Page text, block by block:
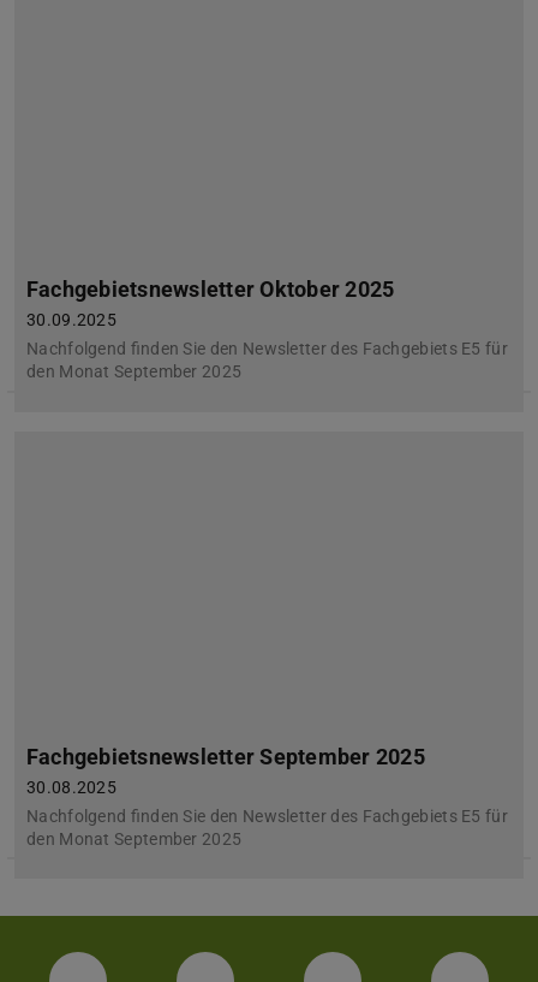
Fachgebietsnewsletter Oktober 2025
30.09.2025
Nachfolgend finden Sie den Newsletter des Fachgebiets E5 für
den Monat September 2025
Fachgebietsnewsletter September 2025
30.08.2025
Nachfolgend finden Sie den Newsletter des Fachgebiets E5 für
den Monat September 2025